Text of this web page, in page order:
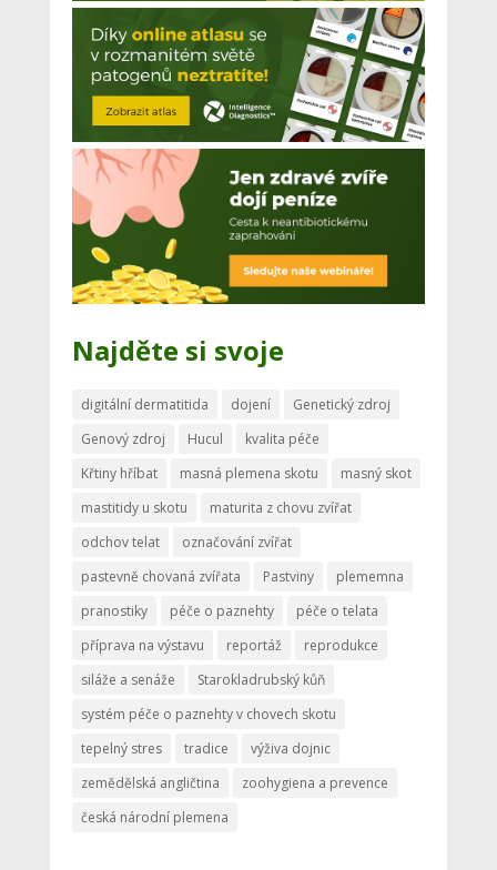
Najděte si svoje
digitální dermatitida dojení
Genetický zdroj
Genový zdroj
Hucul
kvalita péče
Křtiny hříbat
masná plemena skotu
masný skot
mastitidy u skotu
maturita z chovu zvířat
odchov telat
označování zvířat
pastevně chovaná zvířata
Pastviny
plememna
pranostiky
péče o paznehty
péče o telata
příprava na výstavu
reportáž
reprodukce
siláže a senáže
Starokladrubský kůň
systém péče o paznehty v chovech skotu
tepelný stres
tradice
výživa dojnic
zemědělská angličtina
zoohygiena a prevence
česká národní plemena